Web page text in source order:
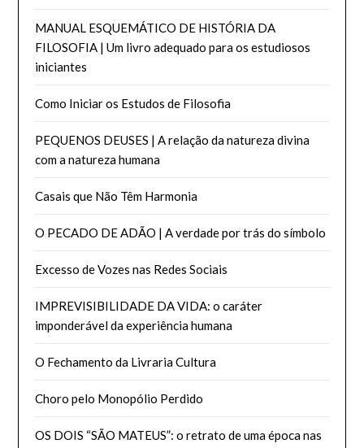
MANUAL ESQUEMÁTICO DE HISTÓRIA DA
FILOSOFIA | Um livro adequado para os estudiosos
iniciantes
Como Iniciar os Estudos de Filosofia
PEQUENOS DEUSES | A relação da natureza divina
com a natureza humana
Casais que Não Têm Harmonia
O PECADO DE ADÃO | A verdade por trás do símbolo
Excesso de Vozes nas Redes Sociais
IMPREVISIBILIDADE DA VIDA: o caráter
imponderável da experiência humana
O Fechamento da Livraria Cultura
Choro pelo Monopólio Perdido
OS DOIS “SÃO MATEUS”: o retrato de uma época nas